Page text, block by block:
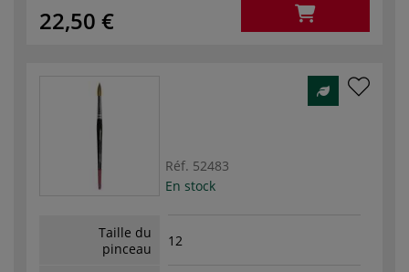
22,50 €
Réf. 52483
En stock
Taille du
pinceau
12